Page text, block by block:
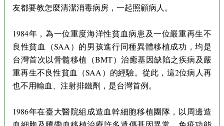
友都要教怎麼清潔消毒病房，一起照顧病人。
1984年，為一位重度海洋性貧血病患及一位嚴重再生不
良性貧血（SAA）的男孩進行同種異體移植成功，均是
台灣首次以骨髓移植（BMT）治癒基因缺陷之疾病及嚴
重再生不良性貧血（SAA）的經驗。從此，這2位病人再
也不用輸血、注射排鐵劑，是台灣首例。
1986年在臺大醫院組成造血幹細胞移植團隊，以周邊造